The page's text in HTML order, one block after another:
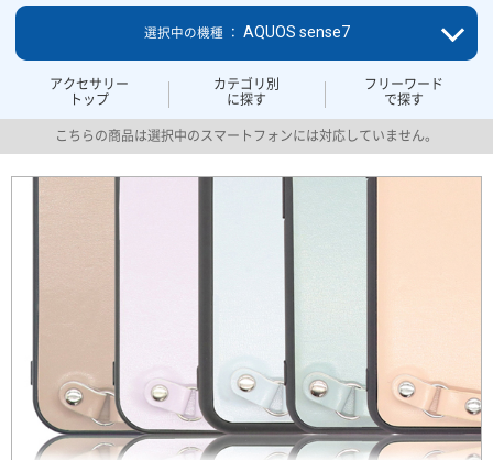
アクセサリー
トップ
カテゴリ別
に探す
フリーワード
で探す
選択中の機種 ： AQUOS sense7
こちらの商品は選択中のスマートフォンには対応していません。